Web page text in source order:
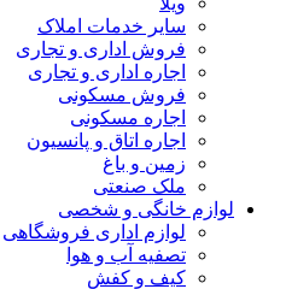
سایر خدمات املاک
فروش اداری و تجاری
اجاره اداری و تجاری
فروش مسکونی
اجاره مسکونی
اجاره اتاق و پانسیون
زمین و باغ
ملک صنعتی
لوازم خانگی و شخصی
لوازم اداری فروشگاهی
تصفیه آب و هوا
کیف و کفش